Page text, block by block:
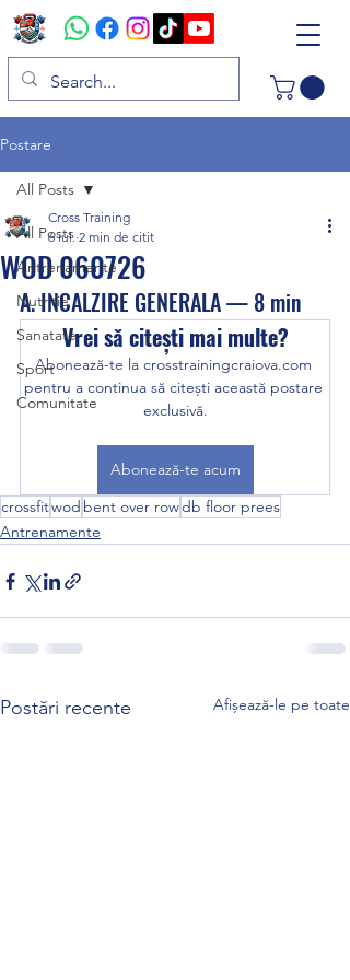
Postare
All Posts
Antrenamente
Nutritie
Sanatate
Sport
Comunitate
All Posts
WOD 060726
Cross Training
6 iul. 2 min de citit
A. INCALZIRE GENERALA — 8 min
Vrei să citești mai multe?
Abonează-te la crosstrainingcraiova.com
pentru a continua să citești această postare
exclusivă.
Abonează-te acum
crossfitwod bent over rowdb floor prees
Antrenamente
Postări recente Afișează-le pe toate